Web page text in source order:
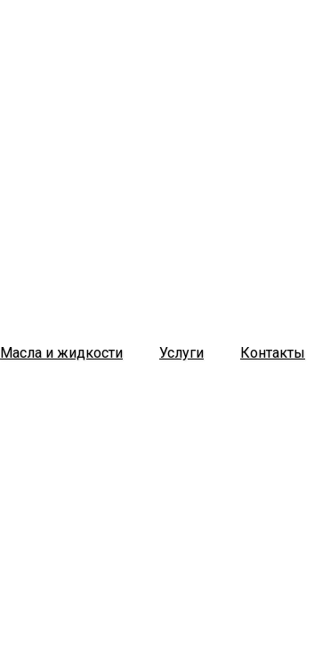
Масла и жидкости Услуги Контакты